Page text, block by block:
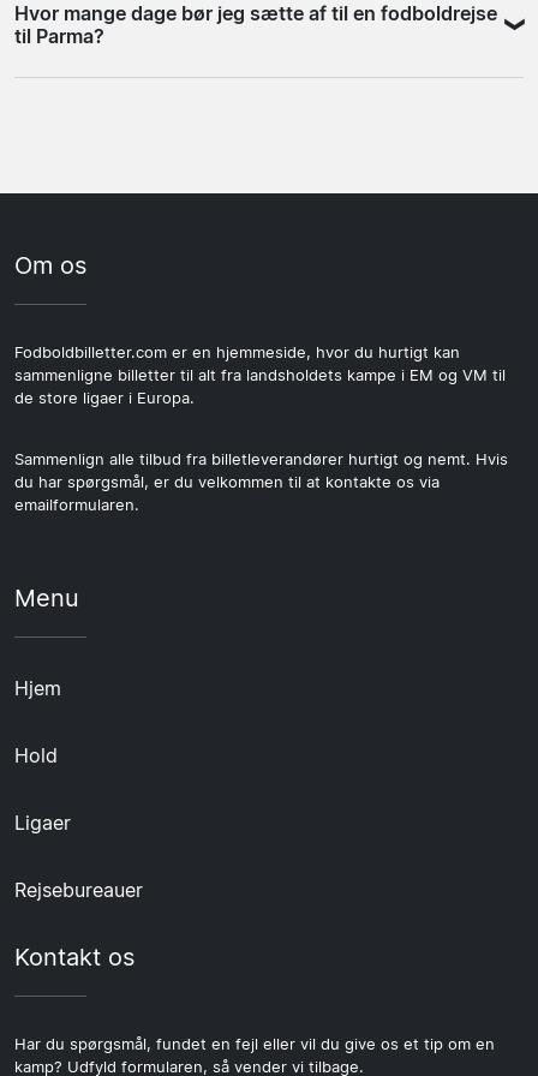
kampdagen er nemt fyldt ud, og de fleste rejsende
vælger to til tre dage i alt for at få det fulde udbytte af
turen.
efterspurgte i Parmas hjemmekampprogram. Lokale
Serie A-opgør mod Bologna og Atalanta er også
populære. Disse kampe giver den mest intense stemning
Hvor mange dage bør jeg sætte af til en fodboldrejse
til Parma?
Om os
Fodboldbilletter.com er en hjemmeside, hvor du hurtigt kan
sammenligne billetter til alt fra landsholdets kampe i EM og VM til
de store ligaer i Europa.
Sammenlign alle tilbud fra billetleverandører hurtigt og nemt. Hvis
du har spørgsmål, er du velkommen til at kontakte os via
emailformularen.
Menu
Hjem
Hold
Ligaer
Rejsebureauer
Kontakt os
Har du spørgsmål, fundet en fejl eller vil du give os et tip om en
kamp? Udfyld formularen, så vender vi tilbage.